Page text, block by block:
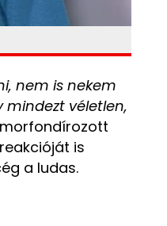
nem is nekem
mindezt véletlen,
is
a ludas.